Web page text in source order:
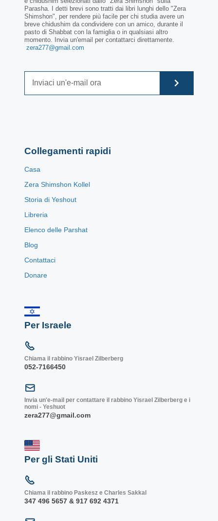
Parasha. I detti brevi sono tratti dai libri lunghi dello "Zera
Shimshon", per rendere più facile per chi studia avere un
breve chidushim da condividere con un amico, durante il
pasto di Shabbat con la famiglia o in qualsiasi altro
momento. Invia un'email per contattarci direttamente.
zera277@gmail.com
Collegamenti rapidi
Casa
Zera Shimshon Kollel
Storia di Yeshout
Libreria
Elenco delle Parshat
Blog
Contattaci
Donare
Per Israele
Chiama il rabbino Yisrael Zilberberg
052-7166450
Invia un'e-mail per contattare il rabbino Yisrael Zilberberg e i
nomi - Yeshuot
zera277@gmail.com
Per gli Stati Uniti
Chiama il rabbino Paskesz e Charles Sakkal
347 496 5657 & 917 692 4371